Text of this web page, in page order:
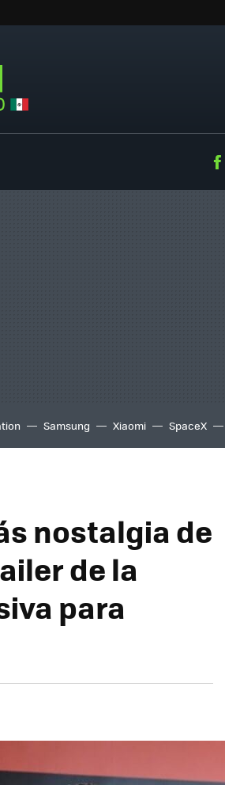
Samsung Xiaomi SpaceX
nostalgia de
de la
para